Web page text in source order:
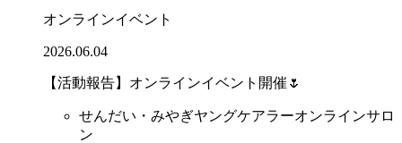
オンラインイベント
2026.06.04
【活動報告】オンラインイベント開催🌷
せんだい・みやぎヤングケアラーオンラインサロ
ン